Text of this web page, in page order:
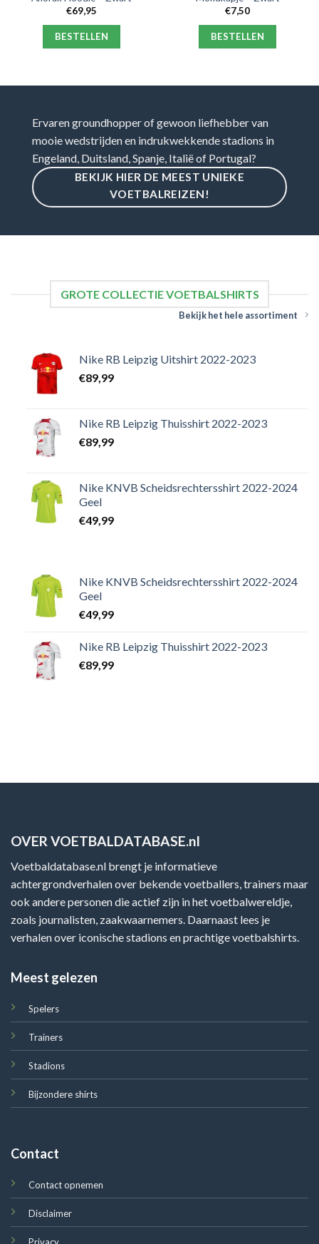
€69,95
BESTELLEN
€7,50
BESTELLEN
Ervaren groundhopper of gewoon liefhebber van
mooie wedstrijden en indrukwekkende stadions in
Engeland, Duitsland, Spanje, Italië of Portugal?
BEKIJK HIER DE MEEST UNIEKE
VOETBALREIZEN!
GROTE COLLECTIE VOETBALSHIRTS
Bekijk het hele assortiment
Nike RB Leipzig Uitshirt 2022-2023
€89,99
Nike RB Leipzig Thuisshirt 2022-2023
€89,99
Nike KNVB Scheidsrechtersshirt 2022-2024
Geel
€49,99
Nike KNVB Scheidsrechtersshirt 2022-2024
Geel
€49,99
Nike RB Leipzig Thuisshirt 2022-2023
€89,99
OVER VOETBALDATABASE.nl
Voetbaldatabase.nl brengt je informatieve
achtergrondverhalen over bekende voetballers, trainers maar
ook andere personen die actief zijn in het voetbalwereldje,
zoals journalisten, zaakwaarnemers. Daarnaast lees je
verhalen over iconische stadions en prachtige voetbalshirts.
Meest gelezen
Spelers
Trainers
Stadions
Bijzondere shirts
Contact
Contact opnemen
Disclaimer